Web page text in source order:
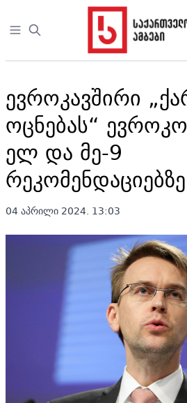
Open sidebar
ევროკავშირი
ოცნებას“
ელ და მე-9
04 აპრილი 2024. 13:03